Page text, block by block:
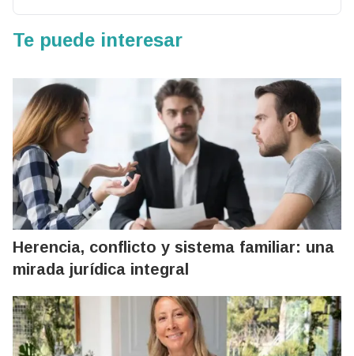
Te puede interesar
Herencia, conflicto y sistema familiar: una
mirada jurídica integral